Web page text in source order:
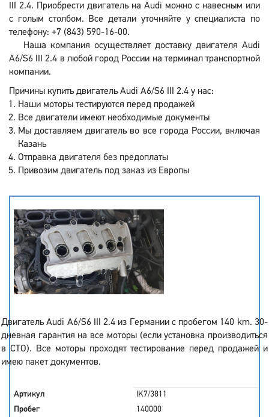
III 2.4. Приобрести двигатель на Audi можно с навесным или
с голым столбом. Все детали уточняйте у специалиста по
телефону: +7 (843) 590-16-00.
Наша компания осуществляет доставку двигателя Audi
A6/S6 III 2.4 в любой город России на терминал транспортной
компании.
Причины купить двигатель Audi A6/S6 III 2.4 у нас:
Наши моторы тестируются перед продажей
Все двигатели имеют необходимые документы
Мы доставляем двигатель во все города России, включая
Казань
Отправка двигателя без предоплаты
Привозим двигатель под заказ из Европы
Двигатель Audi A6/S6 III 2.4 из Германии с пробегом 140 km. 30-
дневная гарантия на все моторы (если установка производиться
в СТО). Все моторы проходят тестирование перед продажей и
имею пакет документов.
Артикул
IK7/3811
Пробег
140000